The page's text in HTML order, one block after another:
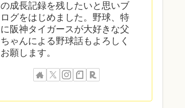
の成長記録を残したいと思いブ
ログをはじめました。野球、特
に阪神タイガースが大好きな父
ちゃんによる野球話もよろしく
お願します。